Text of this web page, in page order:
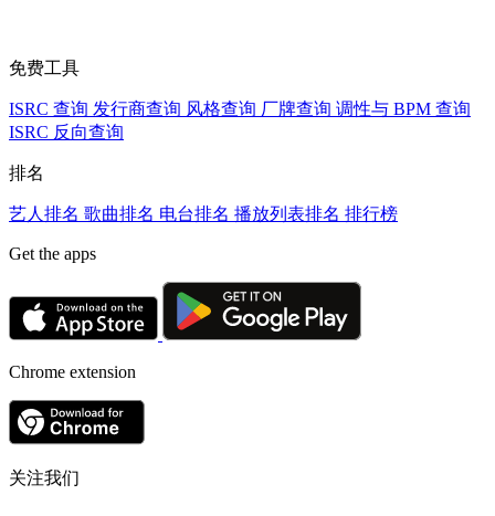
免费工具
ISRC 查询 发行商查询 风格查询 厂牌查询 调性与 BPM 查询
ISRC 反向查询
排名
艺人排名 歌曲排名 电台排名 播放列表排名 排行榜
Get the apps
Chrome extension
关注我们